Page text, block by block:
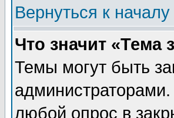
Вернуться к началу
Что значит «Тема
Темы могут быть
любой опрос в